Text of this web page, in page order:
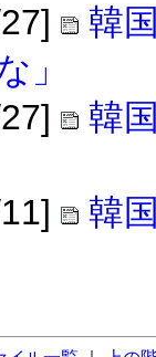
韓
」
韓
韓